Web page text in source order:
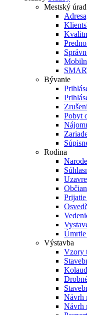
Mestský úrad
Bývanie
Pobyt
Rodina
Úmrtie
Výstavba
Vzory
Návrh
Návrh